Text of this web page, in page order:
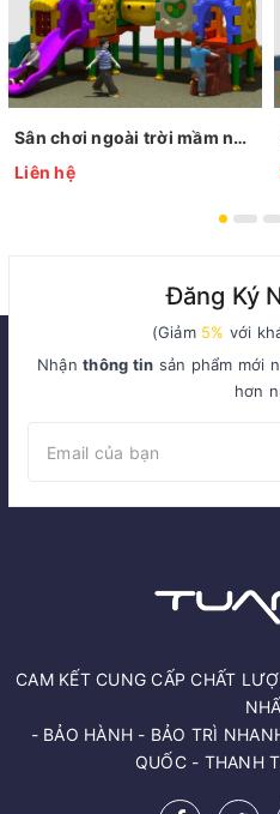
Sân chơi ngoài trời mầm non KP-QS001
Liên hệ
Đăng Ký
(Giảm 5% với
Nhậnthông tin sản phẩm mới
hơn
CAM KẾT CUNG CẤP CHẤT
- BẢO HÀNH - BẢO TRÌ
QUỐC - THANH